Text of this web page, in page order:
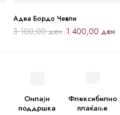
Адеа Бордо Чевли
3.100,00ден 1.400,00 ден
Онлајн
поддршка
Флексибилно
плаќање